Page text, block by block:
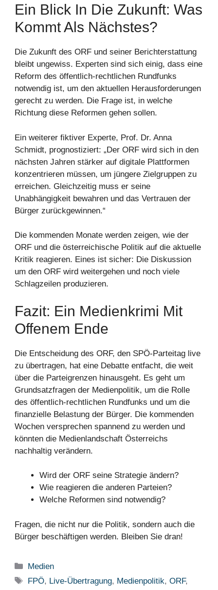
Ein Blick In Die Zukunft: Was
Kommt Als Nächstes?
Die Zukunft des ORF und seiner Berichterstattung
bleibt ungewiss. Experten sind sich einig, dass eine
Reform des öffentlich-rechtlichen Rundfunks
notwendig ist, um den aktuellen Herausforderungen
gerecht zu werden. Die Frage ist, in welche
Richtung diese Reformen gehen sollen.
Ein weiterer fiktiver Experte, Prof. Dr. Anna
Schmidt, prognostiziert: „Der ORF wird sich in den
nächsten Jahren stärker auf digitale Plattformen
konzentrieren müssen, um jüngere Zielgruppen zu
erreichen. Gleichzeitig muss er seine
Unabhängigkeit bewahren und das Vertrauen der
Bürger zurückgewinnen.“
Die kommenden Monate werden zeigen, wie der
ORF und die österreichische Politik auf die aktuelle
Kritik reagieren. Eines ist sicher: Die Diskussion
um den ORF wird weitergehen und noch viele
Schlagzeilen produzieren.
Fazit: Ein Medienkrimi Mit
Offenem Ende
Die Entscheidung des ORF, den SPÖ-Parteitag live
zu übertragen, hat eine Debatte entfacht, die weit
über die Parteigrenzen hinausgeht. Es geht um
Grundsatzfragen der Medienpolitik, um die Rolle
des öffentlich-rechtlichen Rundfunks und um die
finanzielle Belastung der Bürger. Die kommenden
Wochen versprechen spannend zu werden und
könnten die Medienlandschaft Österreichs
nachhaltig verändern.
Wird der ORF seine Strategie ändern?
Wie reagieren die anderen Parteien?
Welche Reformen sind notwendig?
Fragen, die nicht nur die Politik, sondern auch die
Bürger beschäftigen werden. Bleiben Sie dran!
Kategorien
Medien
Schlagwörter
FPÖ, Live-Übertragung, Medienpolitik,ORF,